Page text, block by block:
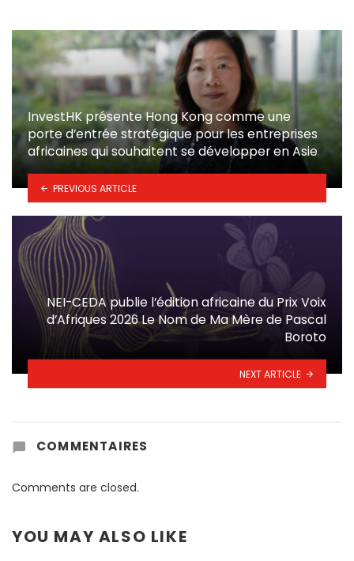
InvestHK présente Hong Kong comme une
porte d’entrée stratégique pour les entreprises
africaines qui souhaitent se développer en Asie
PREVIOUS ARTICLE
NEI-CEDA publie l’édition africaine du Prix Voix
d’Afriques 2026 Le Nom de Ma Mère de Pascal
Boroto
NEXT ARTICLE
COMMENTAIRES
Comments are closed.
YOU MAY ALSO LIKE